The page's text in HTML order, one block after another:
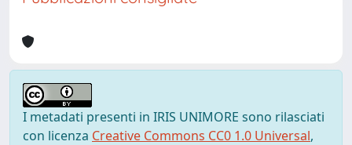
I metadati presenti in IRIS UNIMORE sono rilasciati
con licenza Creative Commons CC0 1.0 Universal,